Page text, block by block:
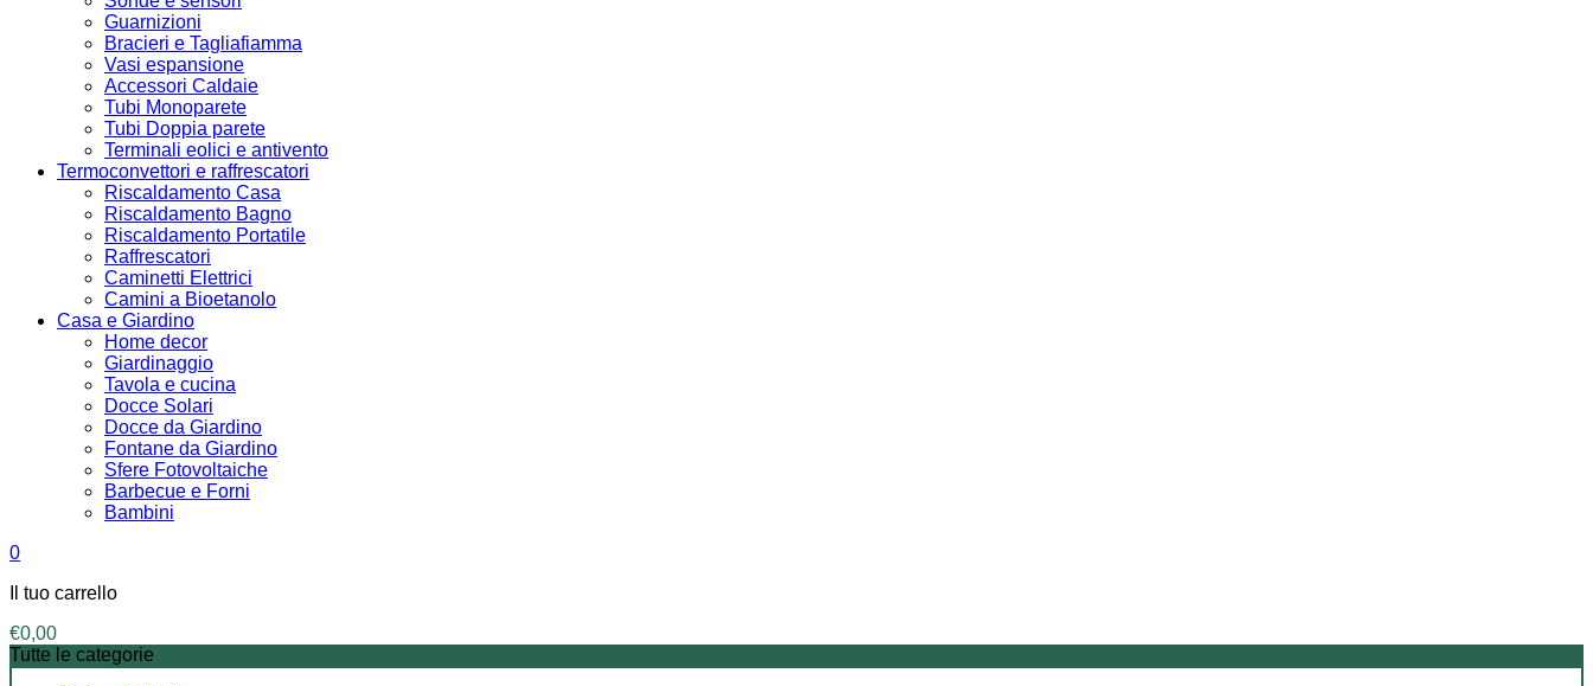
Guarnizioni
Bracieri e Tagliafiamma
Vasi espansione
Accessori Caldaie
Tubi Monoparete
Tubi Doppia parete
Terminali eolici e antivento
Termoconvettori e raffrescatori
Riscaldamento Casa
Riscaldamento Bagno
Riscaldamento Portatile
Raffrescatori
Caminetti Elettrici
Camini a Bioetanolo
Casa e Giardino
Home decor
Giardinaggio
Tavola e cucina
Docce Solari
Docce da Giardino
Fontane da Giardino
Sfere Fotovoltaiche
Barbecue e Forni
Bambini
0
Il tuo carrello
€0,00
Tutte le categorie